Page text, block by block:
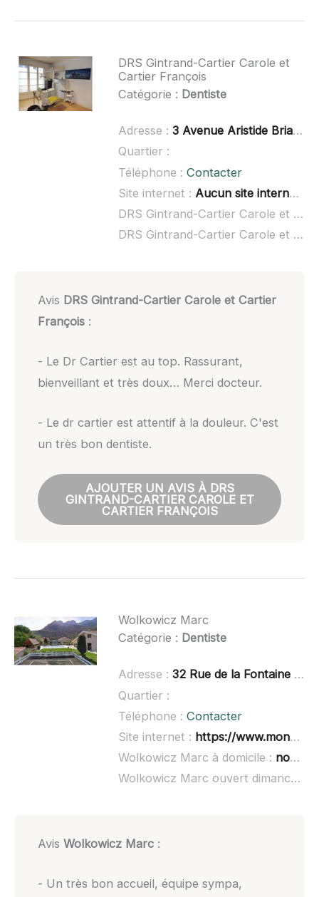
DRS Gintrand-Cartier Carole et
Cartier François
Catégorie : Dentiste
Adresse : 3 Avenue Aristide Briand, 38600 Fontaine
Quartier :
Téléphone : Contacter
Site internet : Aucun site internet connu
DRS Gintrand-Cartier Carole et Cartier François à domicile :
DRS Gintrand-Cartier Carole et Cartier François ouvert dimanche :
Avis DRS Gintrand-Cartier Carole et Cartier
François:
- Le Dr Cartier est au top. Rassurant,
bienveillant et très doux… Merci docteur.
- Le dr cartier est attentif à la douleur. C'est
un très bon dentiste.
AJOUTER UN AVIS À DRS
GINTRAND-CARTIER CAROLE ET
CARTIER FRANÇOIS
Wolkowicz Marc
Catégorie : Dentiste
Adresse : 32 Rue de la Fontaine du Merle, 38360 Noyarey
Quartier :
Téléphone : Contacter
Site internet : https://www.monrdvdentaire.fr/v1/view/organization/100151/index.html#/perspectives/3
Wolkowicz Marc à domicile : non renseigné
Wolkowicz Marc ouvert dimanche :
Avis Wolkowicz Marc:
- Un très bon accueil, équipe sympa,